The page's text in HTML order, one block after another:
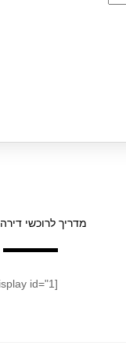
מדריך לרוכשי דירה
[taxopress_termsdisplay id="1"]